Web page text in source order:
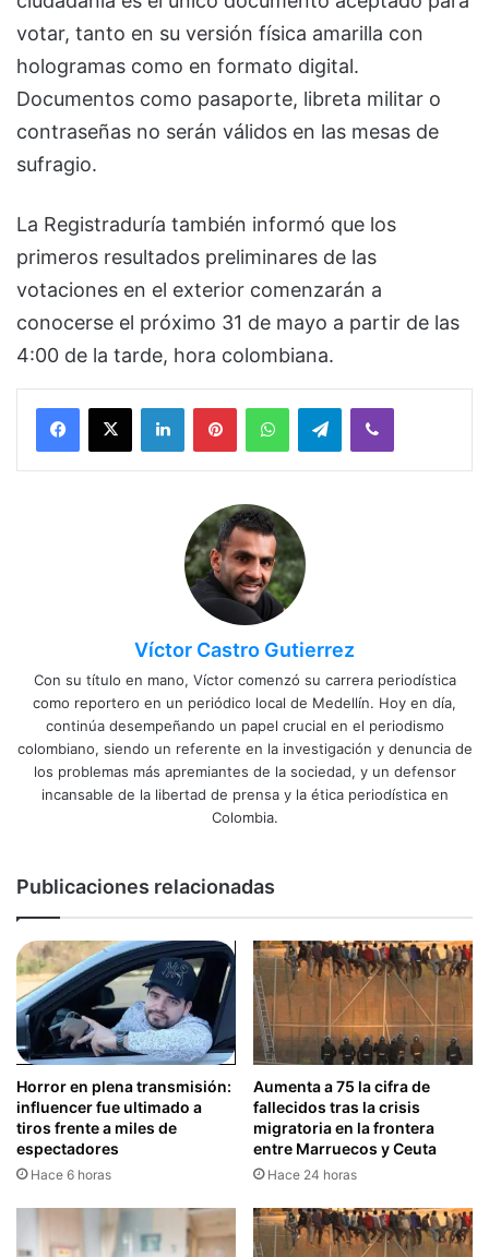
votar, tanto en su versión física amarilla con
hologramas como en formato digital.
Documentos como pasaporte, libreta militar o
contraseñas no serán válidos en las mesas de
sufragio.
La Registraduría también informó que los
primeros resultados preliminares de las
votaciones en el exterior comenzarán a
conocerse el próximo 31 de mayo a partir de las
4:00 de la tarde, hora colombiana.
Facebook
X LinkedInPinterestWhatsAppTelegramViber
Víctor Castro Gutierrez
Con su título en mano, Víctor comenzó su carrera periodística
como reportero en un periódico local de Medellín. Hoy en día,
continúa desempeñando un papel crucial en el periodismo
colombiano, siendo un referente en la investigación y denuncia de
los problemas más apremiantes de la sociedad, y un defensor
incansable de la libertad de prensa y la ética periodística en
Colombia.
Publicaciones relacionadas
Horror en plena transmisión:
influencer fue ultimado a
tiros frente a miles de
espectadores
Hace 6 horas
Aumenta a 75 la cifra de
fallecidos tras la crisis
migratoria en la frontera
entre Marruecos y Ceuta
Hace 24 horas